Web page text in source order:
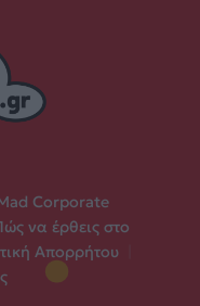
Corporate
να έρθεις στο
Απορρήτου